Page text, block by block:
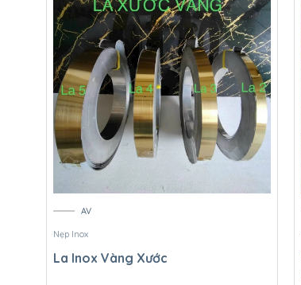
AV
Nẹp Inox
La Inox Vàng Xước